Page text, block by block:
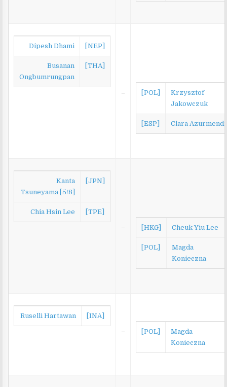
Dipesh Dhami [NEP]
Busanan
Ongbumrungpan
[THA]
– [POL]
Krzysztof
Jakowczuk
[ESP] Clara Azurmendi
Kanta
Tsuneyama [5/8]
[JPN]
Chia Hsin Lee [TPE]
– [HKG] Cheuk Yiu Lee
[POL]
Magda
Konieczna
Ruselli Hartawan [INA]
– [POL]
Magda
Konieczna